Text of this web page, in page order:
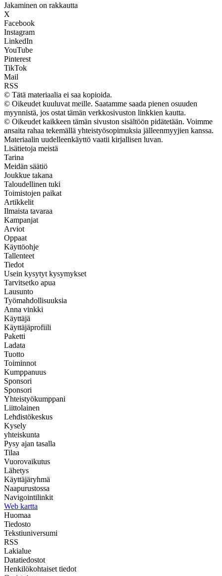
Jakaminen on rakkautta
X
Facebook
Instagram
LinkedIn
YouTube
Pinterest
TikTok
Mail
RSS
© Tätä materiaalia ei saa kopioida.
© Oikeudet kuuluvat meille. Saatamme saada pienen osuuden
myynnistä, jos ostat tämän verkkosivuston linkkien kautta.
© Oikeudet kaikkeen tämän sivuston sisältöön pidätetään. Voimme
ansaita rahaa tekemällä yhteistyösopimuksia jälleenmyyjien kanssa.
Materiaalin uudelleenkäyttö vaatii kirjallisen luvan.
Lisätietoja meistä
Tarina
Meidän säätiö
Joukkue takana
Taloudellinen tuki
Toimistojen paikat
Artikkelit
Ilmaista tavaraa
Kampanjat
Arviot
Oppaat
Käyttöohje
Tallenteet
Tiedot
Usein kysytyt kysymykset
Tarvitsetko apua
Lausunto
Työmahdollisuuksia
Anna vinkki
Käyttäjä
Käyttäjäprofiili
Paketti
Ladata
Tuotto
Toiminnot
Kumppanuus
Sponsori
Sponsori
Yhteistyökumppani
Liittolainen
Lehdistökeskus
Kysely
yhteiskunta
Pysy ajan tasalla
Tilaa
Vuorovaikutus
Lähetys
Käyttäjäryhmä
Naapurustossa
Navigointilinkit
Web kartta
Huomaa
Tiedosto
Tekstiuniversumi
RSS
Lakialue
Datatiedostot
Henkilökohtaiset tiedot